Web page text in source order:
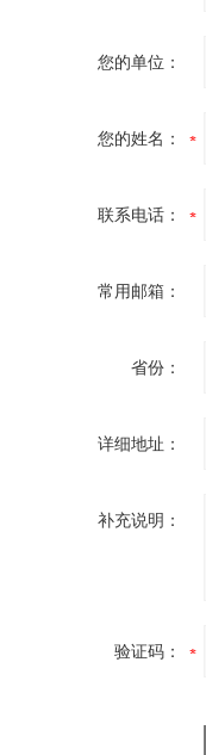
您的单位：
您的姓名：
联系电话：
常用邮箱：
省份：
详细地址：
补充说明：
验证码：